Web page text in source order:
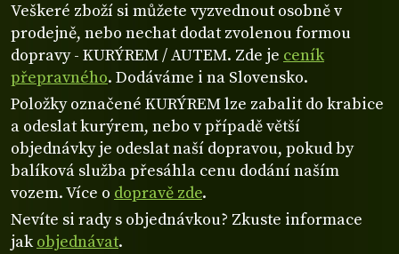
Veškeré zboží si můžete vyzvednout osobně v
prodejně, nebo nechat dodat zvolenou formou
dopravy - KURÝREM / AUTEM. Zde je ceník
přepravného. Dodáváme i na Slovensko.
Položky označené KURÝREM lze zabalit do krabice
a odeslat kurýrem, nebo v případě větší
objednávky je odeslat naší dopravou, pokud by
balíková služba přesáhla cenu dodání naším
vozem. Více o dopravě zde.
Nevíte si rady s objednávkou? Zkuste informace
jakobjednávat.